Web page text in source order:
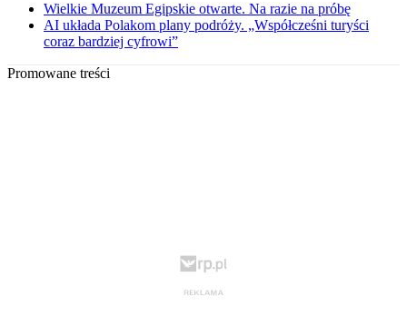
Wielkie Muzeum Egipskie otwarte. Na razie na próbę
AI układa Polakom plany podróży. „Współcześni turyści
coraz bardziej cyfrowi”
Promowane treści